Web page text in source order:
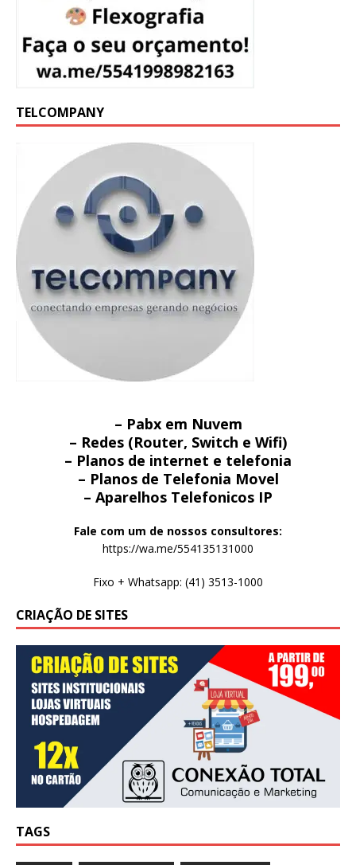
TELCOMPANY
– Pabx em Nuvem
– Redes (Router, Switch e Wifi)
– Planos de internet e telefonia
– Planos de Telefonia Movel
– Aparelhos Telefonicos IP
Fale com um de nossos consultores:
https://wa.me/554135131000
Fixo + Whatsapp: (41) 3513-1000
CRIAÇÃO DE SITES
TAGS